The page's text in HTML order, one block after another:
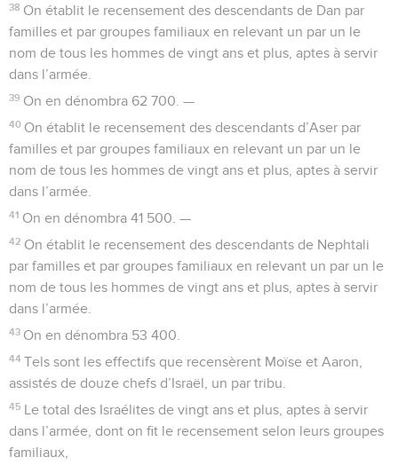
38 On établit le recensement des descendants de Dan par
familles et par groupes familiaux en relevant un par un le
nom de tous les hommes de vingt ans et plus, aptes à servir
dans l’armée.
39 On en dénombra 62 700. —
40 On établit le recensement des descendants d’Aser par
familles et par groupes familiaux en relevant un par un le
nom de tous les hommes de vingt ans et plus, aptes à servir
dans l’armée.
41 On en dénombra 41 500. —
42 On établit le recensement des descendants de Nephtali
par familles et par groupes familiaux en relevant un par un le
nom de tous les hommes de vingt ans et plus, aptes à servir
dans l’armée.
43 On en dénombra 53 400.
44 Tels sont les effectifs que recensèrent Moïse et Aaron,
assistés de douze chefs d’Israël, un par tribu.
45 Le total des Israélites de vingt ans et plus, aptes à servir
dans l’armée, dont on fit le recensement selon leurs groupes
familiaux,